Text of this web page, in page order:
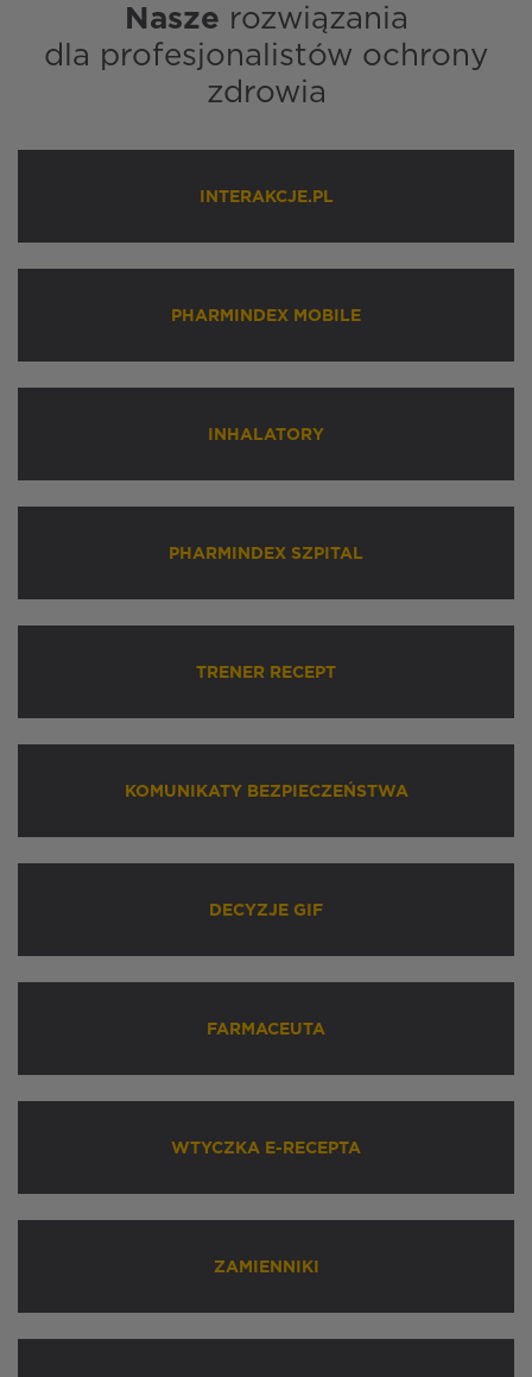
Nasze rozwiązania
dla profesjonalistów ochrony
zdrowia
INTERAKCJE.PL
PHARMINDEX MOBILE
INHALATORY
PHARMINDEX SZPITAL
TRENER RECEPT
KOMUNIKATY BEZPIECZEŃSTWA
DECYZJE GIF
FARMACEUTA
WTYCZKA E-RECEPTA
ZAMIENNIKI